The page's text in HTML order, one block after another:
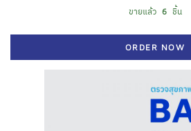
ขายแล้ว 6 ชิ้น
ORDER NOW